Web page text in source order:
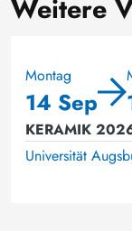
Weitere
Montag
14 Sep
KERAMIK
Universität